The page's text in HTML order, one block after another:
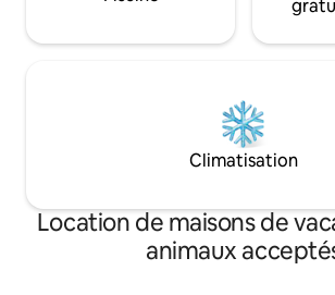
Climatisation
Location de maisons de
animaux